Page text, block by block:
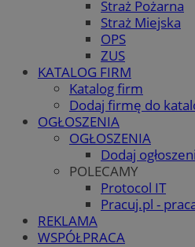
Straż Pożarna
Straż Miejska
OPS
ZUS
KATALOG FIRM
Katalog firm
Dodaj firmę do
OGŁOSZENIA
OGŁOSZENIA
Dodaj
POLECAMY
Protocol IT
Pracuj.pl -
REKLAMA
WSPÓŁPRACA